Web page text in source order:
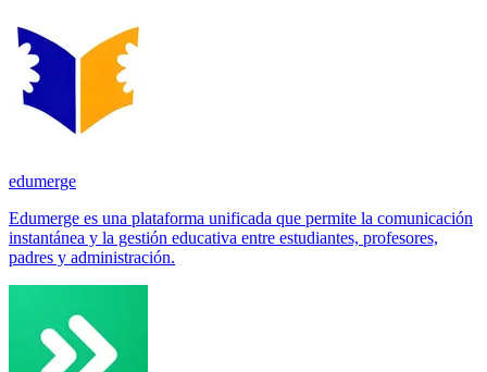
edumerge
Edumerge es una plataforma unificada que permite la comunicación
instantánea y la gestión educativa entre estudiantes, profesores,
padres y administración.